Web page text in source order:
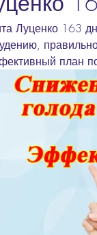
Луценко 163
план